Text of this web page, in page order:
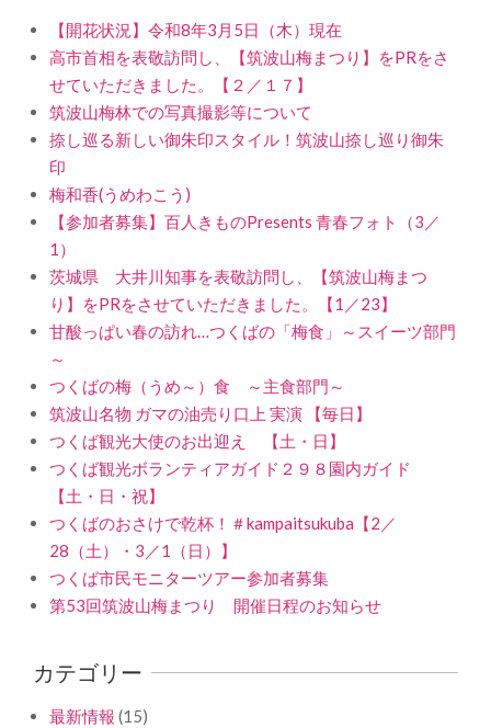
【開花状況】令和8年3月5日（木）現在
高市首相を表敬訪問し、【筑波山梅まつり】をPRをさ
せていただきました。【２／１７】
筑波山梅林での写真撮影等について
捺し巡る新しい御朱印スタイル！筑波山捺し巡り御朱
印
梅和香(うめわこう)
【参加者募集】百人きものPresents 青春フォト（3／
1）
茨城県 大井川知事を表敬訪問し、【筑波山梅まつ
り】をPRをさせていただきました。【1／23】
甘酸っぱい春の訪れ…つくばの「梅食」～スイーツ部門
～
つくばの梅（うめ～）食 ～主食部門～
筑波山名物 ガマの油売り口上 実演 【毎日】
つくば観光大使のお出迎え 【土・日】
つくば観光ボランティアガイド２９８園内ガイド
【土・日・祝】
つくばのおさけで乾杯！＃kampaitsukuba【2／
28（土）・3／1（日）】
つくば市民モニターツアー参加者募集
第53回筑波山梅まつり 開催日程のお知らせ
カテゴリー
最新情報 (15)